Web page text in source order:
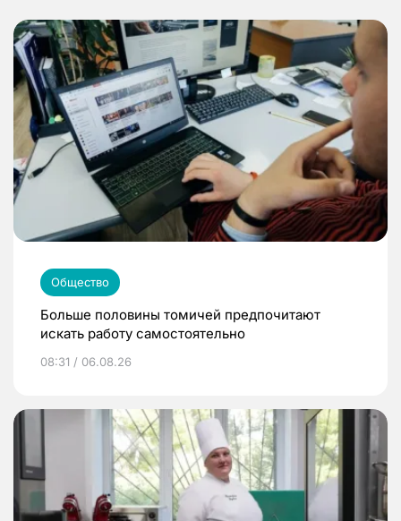
Общество
Больше половины томичей предпочитают
искать работу самостоятельно
08:31 / 06.08.26